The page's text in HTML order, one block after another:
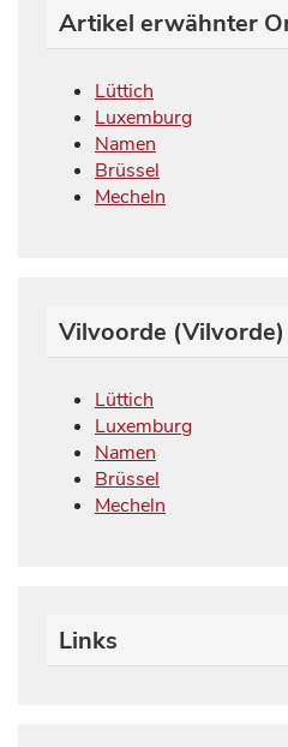
Artikel erwähnter
Lüttich
Luxemburg
Namen
Brüssel
Mecheln
Vilvoorde
Lüttich
Luxemburg
Namen
Brüssel
Mecheln
Links